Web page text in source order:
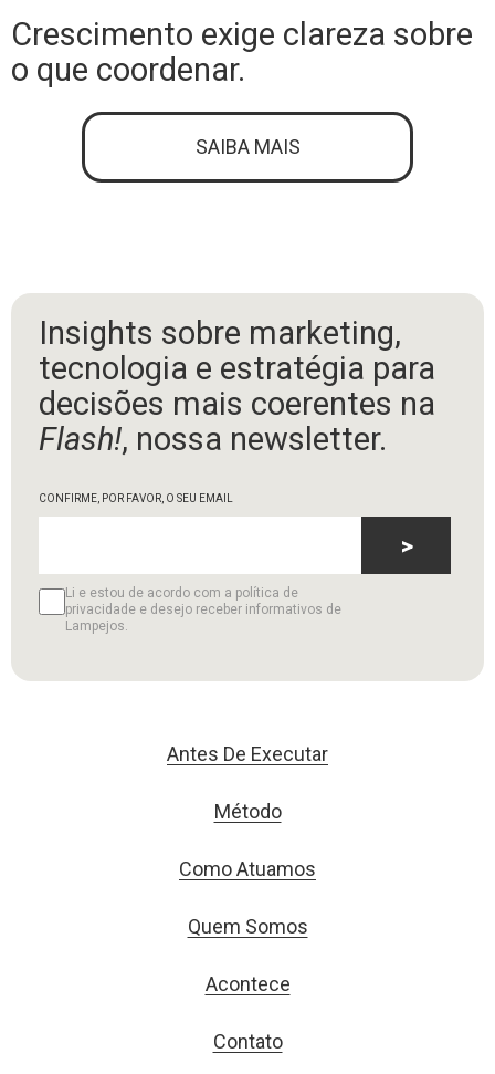
Crescimento exige clareza sobre
o que coordenar.
SAIBA MAIS
Insights sobre marketing,
tecnologia e estratégia para
decisões mais coerentes na
Flash!, nossa newsletter.
CONFIRME, POR FAVOR, O SEU EMAIL
Li e estou de acordo com a política de
privacidade e desejo receber informativos de
Lampejos.
>
Antes De Executar
Método
Como Atuamos
Quem Somos
Acontece
Contato